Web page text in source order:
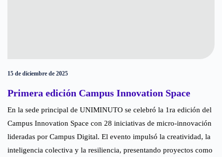
15 de diciembre de 2025
Primera edición Campus Innovation Space
En la sede principal de UNIMINUTO se celebró la 1ra edición del
Campus Innovation Space con 28 iniciativas de micro-innovación
lideradas por Campus Digital. El evento impulsó la creatividad, la
inteligencia colectiva y la resiliencia, presentando proyectos como